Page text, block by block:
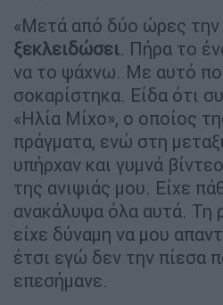
«Μετά από δύο ώρες την
ξεκλειδώσει. Πήρα το
να το ψάχνω. Με αυτό
σοκαρίστηκα. Είδα ότι
«Ηλία Μίχο», ο οποίος
πράγματα, ενώ στη
υπήρχαν και γυμνά
της ανιψιάς μου. Είχε
ανακάλυψα όλα αυτά. Τη
είχε δύναμη να μου
έτσι εγώ δεν την πίεσα
επεσήμανε.